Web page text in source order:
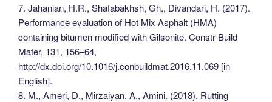
7. Jahanian, H.R., Shafabakhsh, Gh., Divandari, H. (2017).
Performance evaluation of Hot Mix Asphalt (HMA)
containing bitumen modified with Gilsonite. Constr Build
Mater, 131, 156–64,
http://dx.doi.org/10.1016/j.conbuildmat.2016.11.069 [in
English].
8. M., Ameri, D., Mirzaiyan, A., Amini. (2018). Rutting